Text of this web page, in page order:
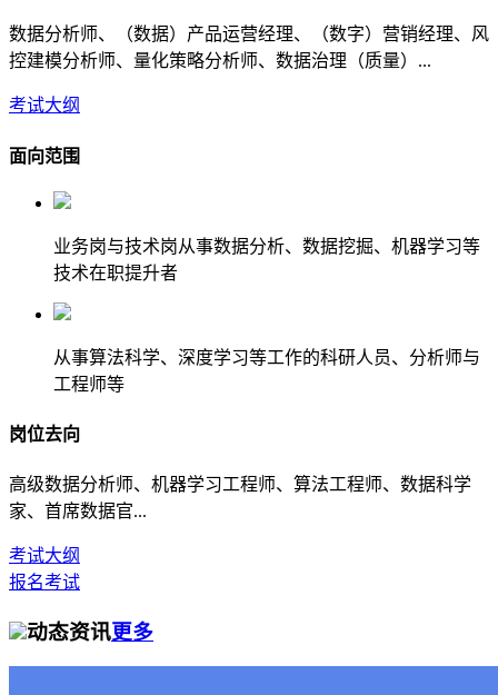
数据分析师、（数据）产品运营经理、（数字）营销经理、风
控建模分析师、量化策略分析师、数据治理（质量）...
考试大纲
面向范围
业务岗与技术岗从事数据分析、数据挖掘、机器学习等
技术在职提升者
从事算法科学、深度学习等工作的科研人员、分析师与
工程师等
岗位去向
高级数据分析师、机器学习工程师、算法工程师、数据科学
家、首席数据官...
考试大纲
报名考试
动态资讯更多